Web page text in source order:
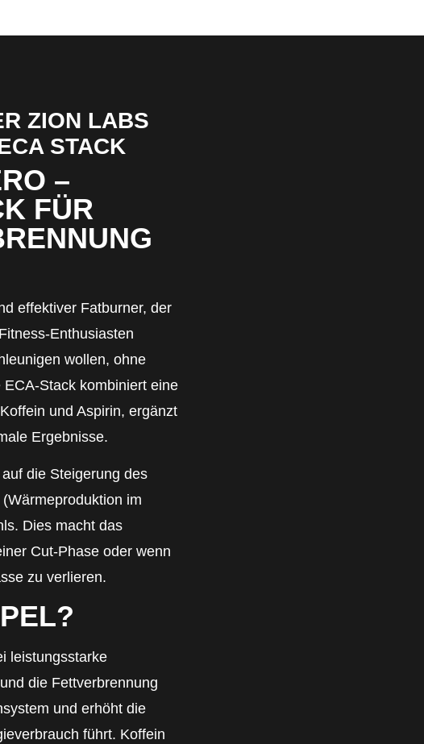
ZION LABS
STACK
–
FÜR
effektiver Fatburner, der
Enthusiasten
wollen, ohne
Stack kombiniert eine
und Aspirin, ergänzt
Ergebnisse.
die Steigerung des
im
Dies macht das
Cut-Phase oder wenn
zu verlieren.
leistungsstarke
die Fettverbrennung
und erhöht die
führt. Koffein